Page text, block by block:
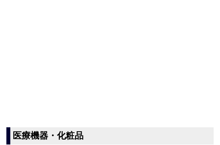
医療機器・化粧品